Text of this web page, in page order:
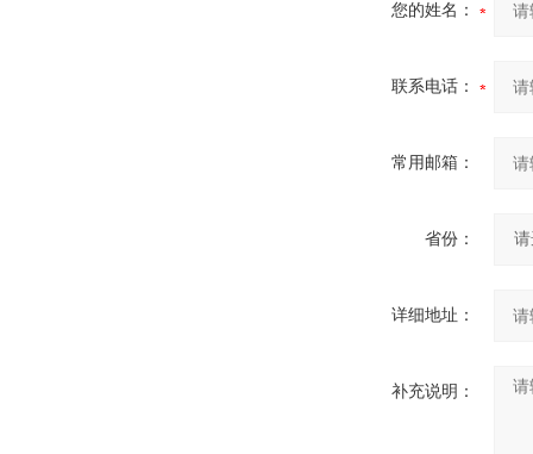
您的姓名：
联系电话：
常用邮箱：
省份：
详细地址：
补充说明：